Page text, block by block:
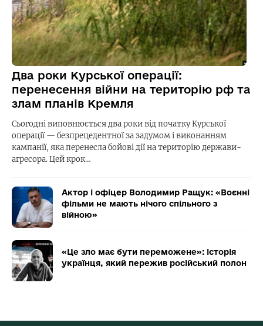
Два роки Курської операції:
перенесення війни на територію рф та
злам планів Кремля
Сьогодні виповнюється два роки від початку Курської
операції — безпрецедентної за задумом і виконанням
кампанії, яка перенесла бойові дії на територію держави-
агресора. Цей крок…
Актор і офіцер Володимир Ращук: «Воєнні
фільми не мають нічого спільного з
війною»
«Це зло має бути переможене»: історія
українця, який пережив російський полон